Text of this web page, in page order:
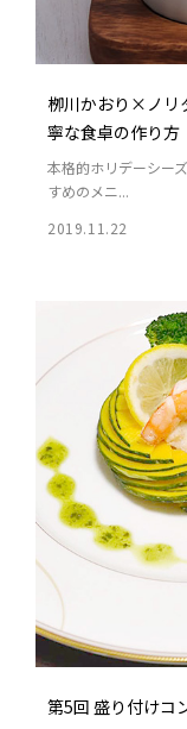
栁川かおり×ノリ
寧な食卓の作り方
本格的ホリデーシー
すめのメニ...
2019.11.22
第5回 盛り付けコ